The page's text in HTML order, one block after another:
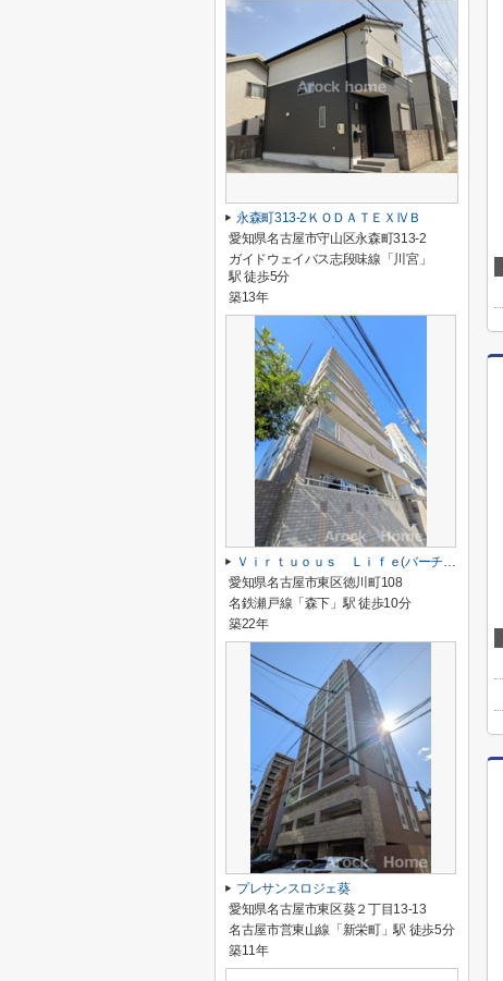
永森町313-2ＫＯＤＡＴＥＸⅣＢ
愛知県名古屋市守山区永森町313-2
ガイドウェイバス志段味線「川宮」
駅 徒歩5分
築13年
Ｖｉｒｔｕｏｕｓ Ｌｉｆｅ(バーチュスライフ)
愛知県名古屋市東区徳川町108
名鉄瀬戸線「森下」駅 徒歩10分
築22年
プレサンスロジェ葵
愛知県名古屋市東区葵２丁目13-13
名古屋市営東山線「新栄町」駅 徒歩5分
築11年